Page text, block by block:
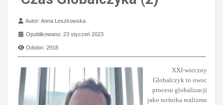
Szczegóły
Autor:Anna Leszkowska
Opublikowano: 23 styczeń 2023
Odsłon: 2918
XXI-wieczny
Globalczyk to owoc
procesu globalizacji
jako nośnika realizmu